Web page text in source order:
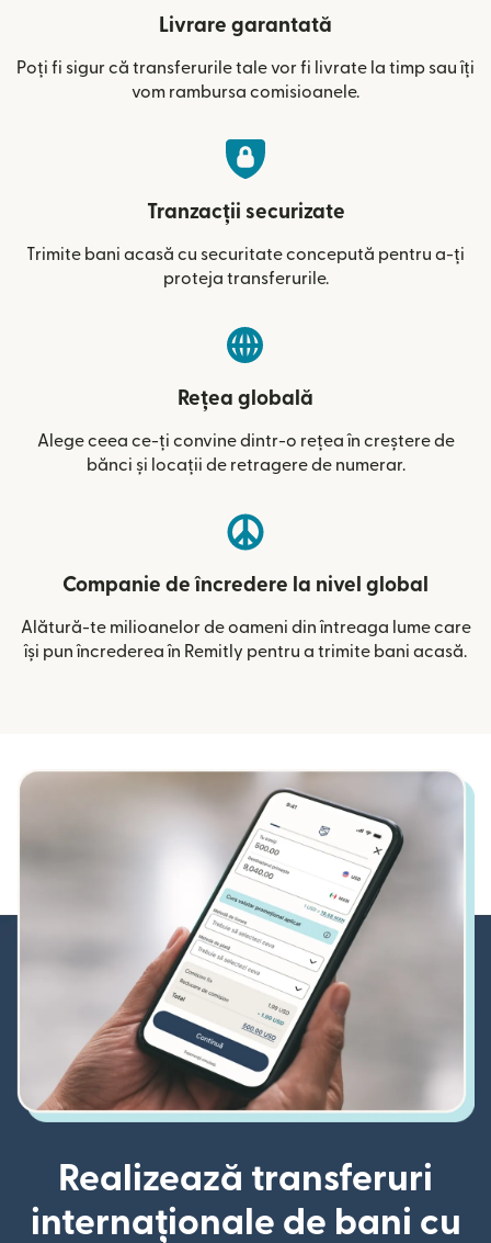
Livrare garantată
Poți fi sigur că transferurile tale vor fi livrate la timp sau îți
vom rambursa comisioanele.
Tranzacții securizate
Trimite bani acasă cu securitate concepută pentru a-ți
proteja transferurile.
Rețea globală
Alege ceea ce-ți convine dintr-o rețea în creștere de
bănci și locații de retragere de numerar.
Companie de încredere la nivel global
Alătură-te milioanelor de oameni din întreaga lume care
își pun încrederea în Remitly pentru a trimite bani acasă.
Realizează transferuri
internaționale de bani cu